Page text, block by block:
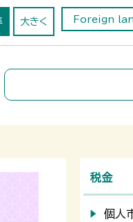
大きく
Foreign
税金
個人